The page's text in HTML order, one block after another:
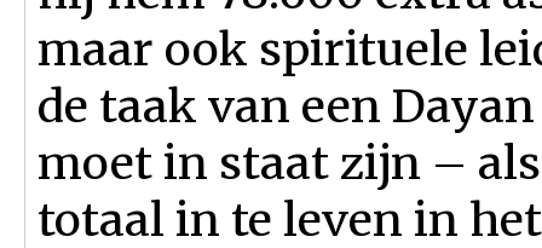
maar ook spirituele
de taak van een
moet in staat zijn –
totaal in te leven in